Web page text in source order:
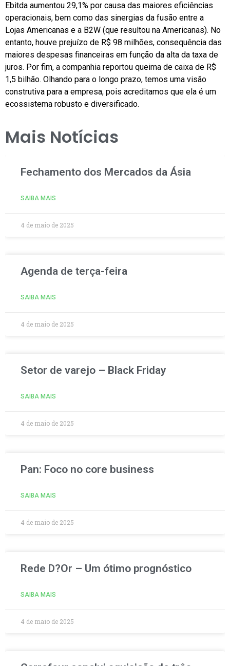
Ebitda aumentou 29,1% por causa das maiores eficiências
operacionais, bem como das sinergias da fusão entre a
Lojas Americanas e a B2W (que resultou na Americanas). No
entanto, houve prejuízo de R$ 98 milhões, consequência das
maiores despesas financeiras em função da alta da taxa de
juros. Por fim, a companhia reportou queima de caixa de R$
1,5 bilhão. Olhando para o longo prazo, temos uma visão
construtiva para a empresa, pois acreditamos que ela é um
ecossistema robusto e diversificado.
Mais Notícias
Fechamento dos Mercados da Ásia
SAIBA MAIS
4 de maio de 2025
Agenda de terça-feira
SAIBA MAIS
4 de maio de 2025
Setor de varejo – Black Friday
SAIBA MAIS
4 de maio de 2025
Pan: Foco no core business
SAIBA MAIS
4 de maio de 2025
Rede D?Or – Um ótimo prognóstico
SAIBA MAIS
4 de maio de 2025